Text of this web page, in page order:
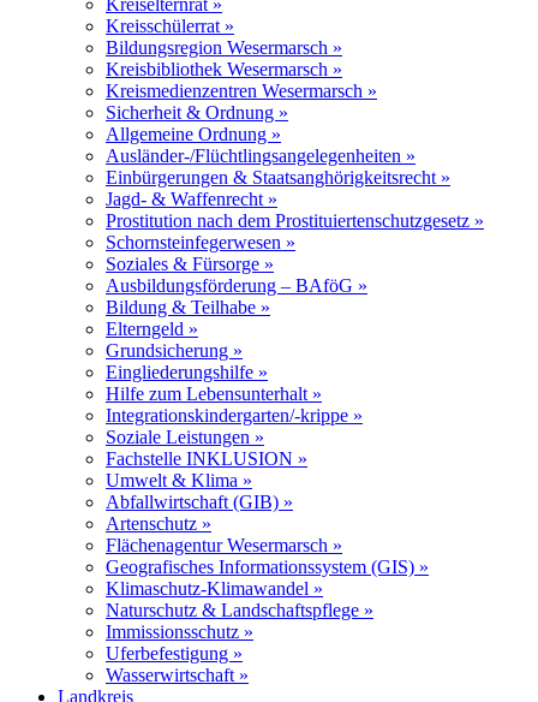
Kreiselternrat »
Kreisschülerrat »
Bildungsregion Wesermarsch »
Kreisbibliothek Wesermarsch »
Kreismedienzentren Wesermarsch »
Sicherheit & Ordnung »
Allgemeine Ordnung »
Ausländer-/Flüchtlingsangelegenheiten »
Einbürgerungen & Staatsanghörigkeitsrecht »
Jagd- & Waffenrecht »
Prostitution nach dem Prostituiertenschutzgesetz »
Schornsteinfegerwesen »
Soziales & Fürsorge »
Ausbildungsförderung – BAföG »
Bildung & Teilhabe »
Elterngeld »
Grundsicherung »
Eingliederungshilfe »
Hilfe zum Lebensunterhalt »
Integrationskindergarten/-krippe »
Soziale Leistungen »
Fachstelle INKLUSION »
Umwelt & Klima »
Abfallwirtschaft (GIB) »
Artenschutz »
Flächenagentur Wesermarsch »
Geografisches Informationssystem (GIS) »
Klimaschutz-Klimawandel »
Naturschutz & Landschaftspflege »
Immissionsschutz »
Uferbefestigung »
Wasserwirtschaft »
Landkreis